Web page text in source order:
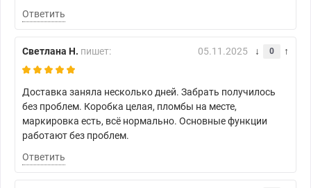
Ответить
Светлана Н. пишет: 05.11.2025 0
Доставка заняла несколько дней. Забрать получилось
без проблем. Коробка целая, пломбы на месте,
маркировка есть, всё нормально. Основные функции
работают без проблем.
Ответить